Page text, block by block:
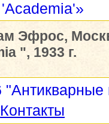
Эфрос,
", 1933 г.
"Антикварные
Контакты